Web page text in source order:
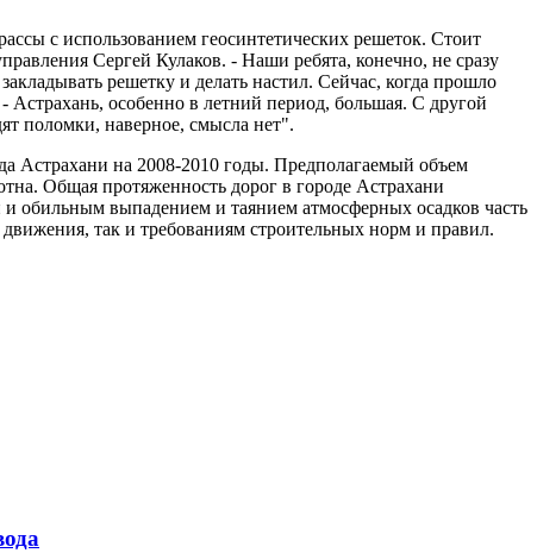
с использованием геосинтетических решеток. Стоит
Сергей Кулаков. - Наши ребята, конечно, не сразу
решетку и делать настил. Сейчас, когда прошло
Астрахань, особенно в летний период, большая. С другой
поломки, наверное, смысла нет".
Астрахани на 2008-2010 годы. Предполагаемый объем
Общая протяженность дорог в городе Астрахани
обильным выпадением и таянием атмосферных осадков часть
движения, так и требованиям строительных норм и правил.